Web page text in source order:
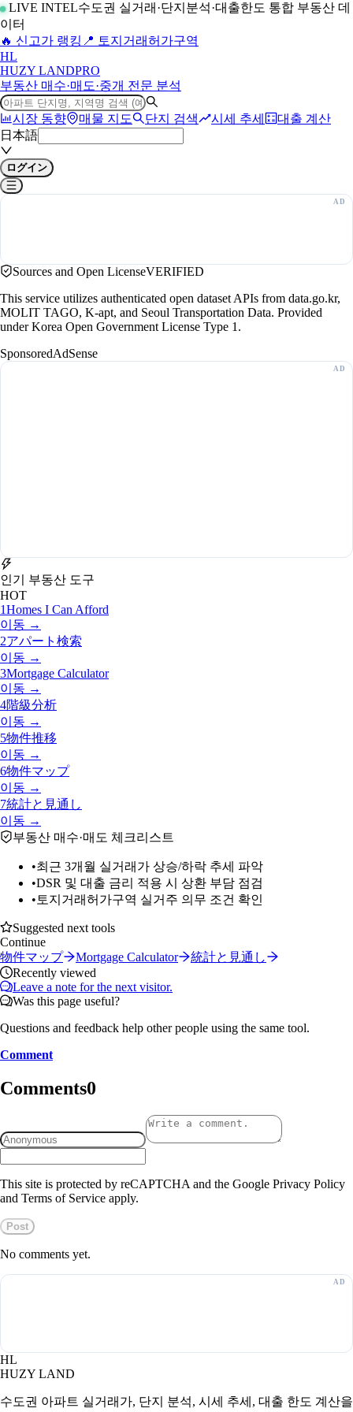
LIVE INTEL수도권 실거래·단지분석·대출한도 통합 부동산 데
이터
🔥 신고가 랭킹 📍 토지거래허가구역
HL
HUZY LANDPRO
부동산 매수·매도·중개 전문 분석
시장 동향 매물 지도 단지 검색 시세 추세
대출 계산
日本語
ログイン
Sources and Open LicenseVERIFIED
This service utilizes authenticated open dataset APIs from data.go.kr,
MOLIT TAGO, K-apt, and Seoul Transportation Data. Provided
under Korea Open Government License Type 1.
SponsoredAdSense
인기 부동산 도구
HOT
1Homes I Can Afford
이동 →
2アパート検索
이동 →
3Mortgage Calculator
이동 →
4階級分析
이동 →
5物件推移
이동 →
6物件マップ
이동 →
7統計と見通し
이동 →
부동산 매수·매도 체크리스트
•최근 3개월 실거래가 상승/하락 추세 파악
•DSR 및 대출 금리 적용 시 상환 부담 점검
• 토지거래허가구역 실거주 의무 조건 확인
Suggested next tools
Continue
物件マップ
Mortgage Calculator
統計と見通し
Recently viewed
Leave a note for the next visitor.
Was this page useful?
Questions and feedback help other people using the same tool.
Comment
Comments0
This site is protected by reCAPTCHA and the Google Privacy Policy
and Terms of Service apply.
Post
No comments yet.
HL
HUZY LAND
수도권 아파트 실거래가, 단지 분석, 시세 추세, 대출 한도 계산을